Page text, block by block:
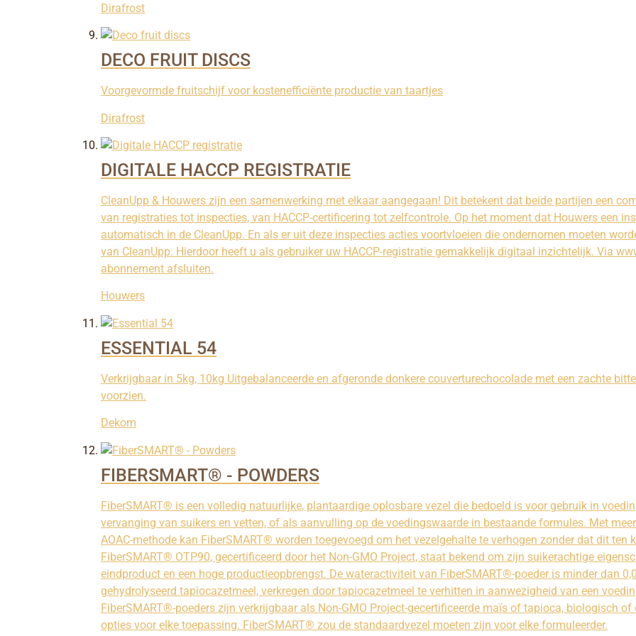
Dirafrost
DECO FRUIT DISCS
Voorgevormde fruitschijf voor kostenefficiënte productie van taartjes
Dirafrost
DIGITALE HACCP REGISTRATIE
CleanUpp & Houwers zijn een samenwerking met elkaar aangegaan! Dit betekent dat beide partijen een
van registraties tot inspecties, van HACCP-certificering tot zelfcontrole. Op het moment dat Houwers een
automatisch in de CleanUpp. En als er uit deze inspecties acties voortvloeien die ondernomen moeten
van CleanUpp. Hierdoor heeft u als gebruiker uw HACCP-registratie gemakkelijk digitaal inzichtelijk. Via
abonnement afsluiten.
Houwers
ESSENTIAL 54
Verkrijgbaar in 5kg, 10kg Uitgebalanceerde en afgeronde donkere couverturechocolade met een zachte
voorzien.
Dekom
FIBERSMART® - POWDERS
FiberSMART® is een volledig natuurlijke, plantaardige oplosbare vezel die bedoeld is voor gebruik in
vervanging van suikers en vetten, of als aanvulling op de voedingswaarde in bestaande formules. Met
AOAC-methode kan FiberSMART® worden toegevoegd om het vezelgehalte te verhogen zonder dat dit ten
FiberSMART® OTP90, gecertificeerd door het Non-GMO Project, staat bekend om zijn suikerachtige
eindproduct en een hoge productieopbrengst. De wateractiviteit van FiberSMART®-poeder is minder dan
gehydrolyseerd tapiocazetmeel, verkregen door tapiocazetmeel te verhitten in aanwezigheid van een
FiberSMART®-poeders zijn verkrijgbaar als Non-GMO Project-gecertificeerde maïs of tapioca, biologisch
opties voor elke toepassing. FiberSMART® zou de standaardvezel moeten zijn voor elke formuleerder.